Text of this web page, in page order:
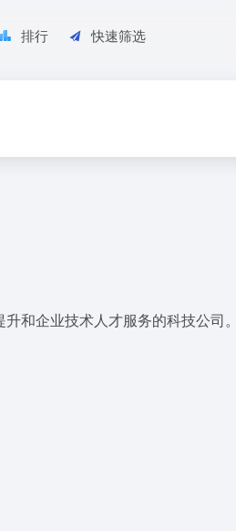
排行 快速筛选
和企业技术人才服务的科技公司。